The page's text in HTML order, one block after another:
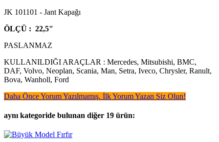
JK 101101 - Jant Kapağı
ÖLÇÜ : 22,5"
PASLANMAZ
KULLANILDIĞI ARAÇLAR : Mercedes, Mitsubishi, BMC,
DAF, Volvo, Neoplan, Scania, Man, Setra, Iveco, Chrysler, Ranult,
Bova, Wanholl, Ford
Daha Önce Yorum Yazılmamış. İlk Yorum Yazan Siz Olun!
aynı kategoride bulunan diğer 19 ürün: